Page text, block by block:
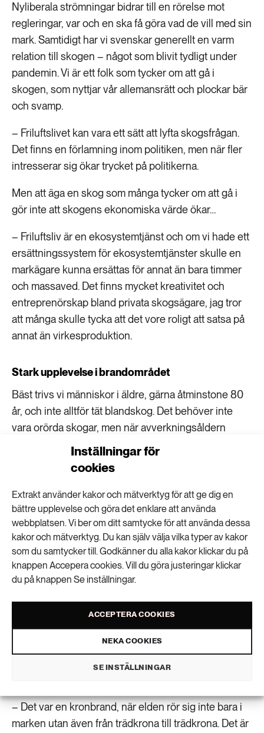
Inställningar för
cookies
Extrakt använder kakor och mätverktyg för att ge dig en
bättre upplevelse och göra det enklare att använda
webbplatsen. Vi ber om ditt samtycke för att använda dessa
kakor och mätverktyg. Du kan själv välja vilka typer av kakor
som du samtycker till. Godkänner du alla kakor klickar du på
knappen Accepera cookies. Vill du göra justeringar klickar
du på knappen Se inställningar.
ACCEPTERA COOKIES
NEKA COOKIES
SE INSTÄLLNINGAR
Nyliberala strömningar bidrar till en rörelse mot
regleringar, var och en ska få göra vad de vill med sin
mark. Samtidigt har vi svenskar generellt en varm
relation till skogen – något som blivit tydligt under
pandemin. Vi är ett folk som tycker om att gå i
skogen, som nyttjar vår allemansrätt och plockar bär
och svamp.
– Friluftslivet kan vara ett sätt att lyfta skogsfrågan.
Det finns en förlamning inom politiken, men när fler
intresserar sig ökar trycket på politikerna.
Men att äga en skog som många tycker om att gå i
gör inte att skogens ekonomiska värde ökar…
– Friluftsliv är en ekosystemtjänst och om vi hade ett
ersättningssystem för ekosystemtjänster skulle en
markägare kunna ersättas för annat än bara timmer
och massaved. Det finns mycket kreativitet och
entreprenörskap bland privata skogsägare, jag tror
att många skulle tycka att det vore roligt att satsa på
annat än virkesproduktion.
Stark upplevelse i brandområdet
Bäst trivs vi människor i äldre, gärna åtminstone 80
år, och inte alltför tät blandskog. Det behöver inte
vara orörda skogar, men när avverkningsåldern
sänks tappar skogen många av de kvaliteter vi
mossorna bakom sig, hör i dag till den allt större
skaran svenskar som söker sig till skogen för
rekreation. Inför de långa vandringarna i Hallands
bokskogar är det ofta nyckelbiotopskartan hon
vänder sig till för att välja väg.
som härjades av branden i Västmanland. Det brann
på sommaren och efter det rådde besöksförbud,
men jag och min forskargrupp fick tillstånd att gå in i
brandområdet i november. Allt var svart och vi kände
– Det var en kronbrand, när elden rör sig inte bara i
marken utan även från trädkrona till trädkrona. Det är